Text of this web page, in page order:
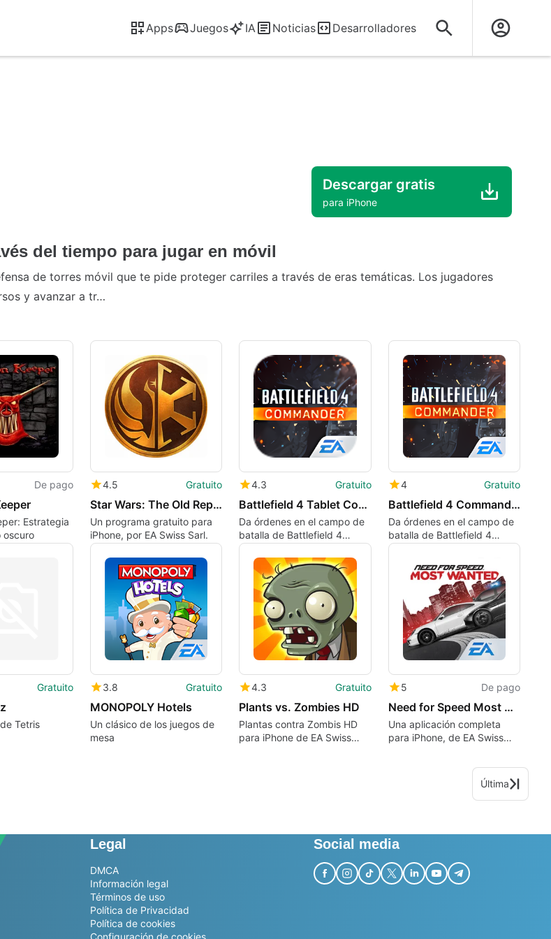
Apps Juegos IA Noticias Desarrolladores
Descargar gratis
para iPhone
del tiempo para jugar en móvil
de torres móvil que te pide proteger carriles a través de eras temáticas. Los jugadores
y avanzar a tr…
De pago
Estrategia
oscuro
4.5 Gratuito
Star Wars: The Old Republic Security Key
Un programa gratuito para
iPhone, por EA Swiss Sarl.
4.3 Gratuito
Battlefield 4 Tablet Commander
Da órdenes en el campo de
batalla de Battlefield 4
desde tu iPhone o iPad
4 Gratuito
Battlefield 4 Commander
Da órdenes en el campo de
batalla de Battlefield 4
desde tu Android
Gratuito
Tetris
3.8 Gratuito
MONOPOLY Hotels
Un clásico de los juegos de
mesa
4.3 Gratuito
Plants vs. Zombies HD
Plantas contra Zombis HD
para iPhone de EA Swiss
5 De pago
Need for Speed Most Wanted
Una aplicación completa
para iPhone, de EA Swiss
Última
Legal
DMCA
Información legal
Términos de uso
Política de Privacidad
Política de cookies
Configuración de cookies
Social media